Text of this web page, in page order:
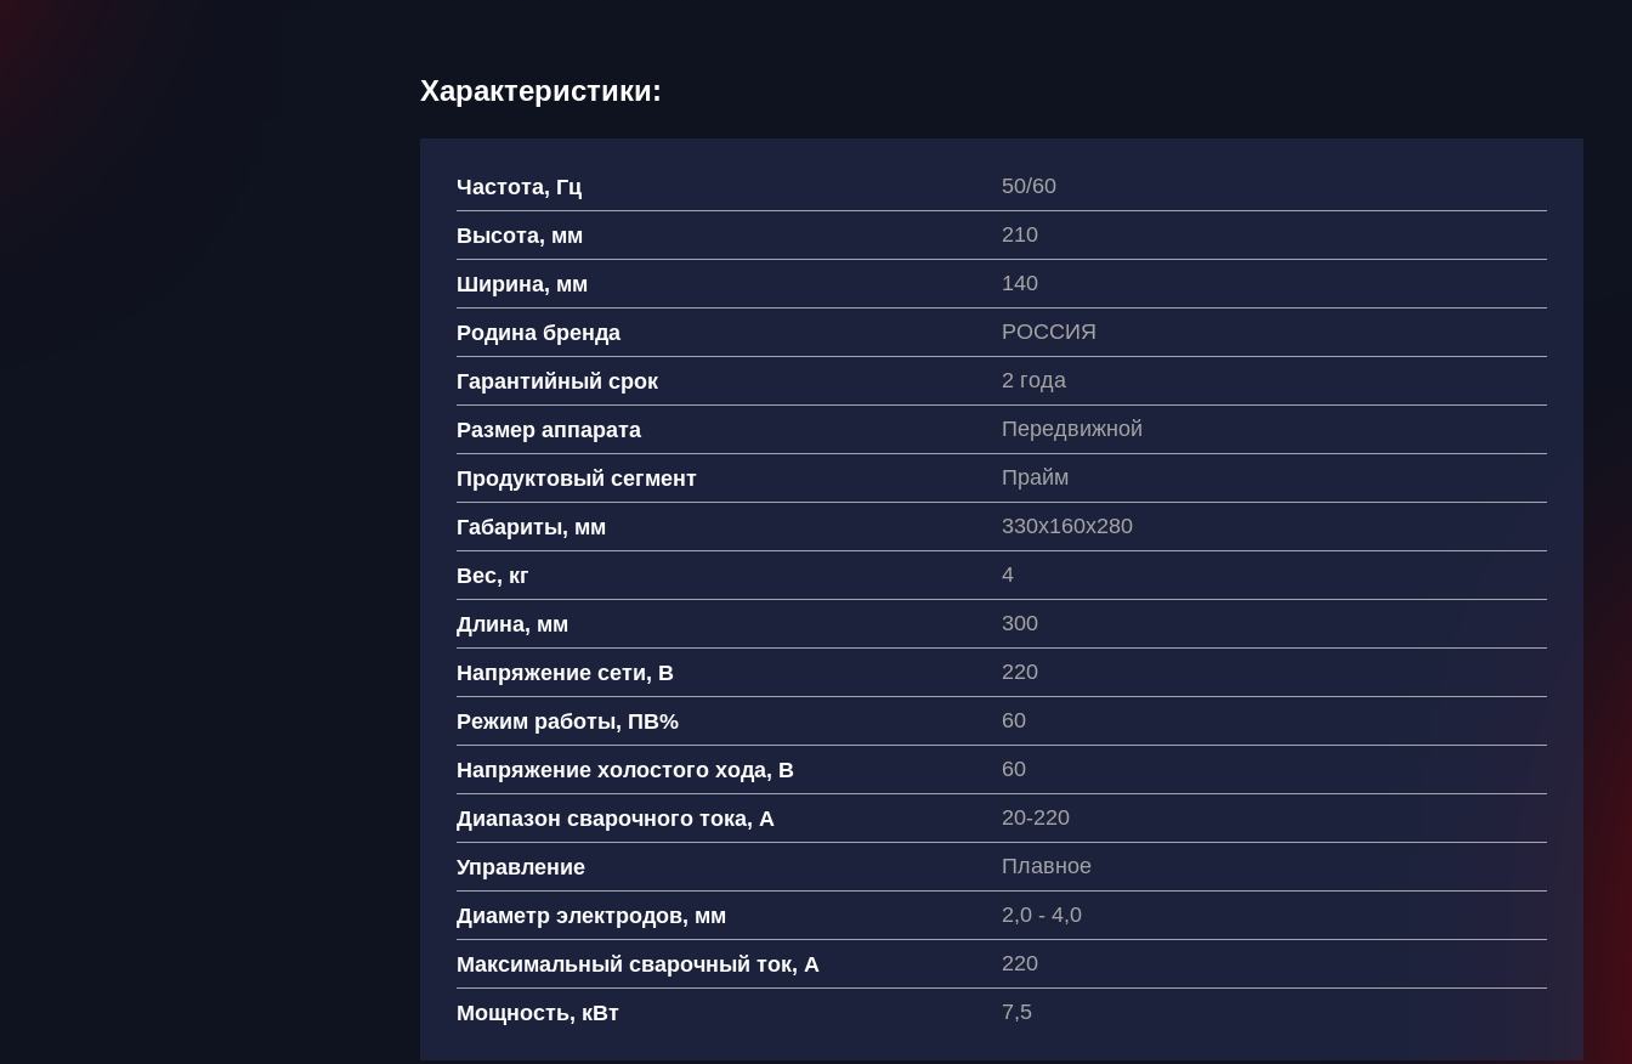
Характеристики:
Частота, Гц 50/60
Высота, мм 210
Ширина, мм 140
Родина бренда РОССИЯ
Гарантийный срок 2 года
Размер аппарата Передвижной
Продуктовый сегмент Прайм
Габариты, мм 330х160х280
Вес, кг 4
Длина, мм 300
Напряжение сети, В 220
Режим работы, ПВ% 60
Напряжение холостого хода, В 60
Диапазон сварочного тока, А 20-220
Управление Плавное
Диаметр электродов, мм 2,0 - 4,0
Максимальный сварочный ток, А 220
Мощность, кВт 7,5
Ваше имя
Как связаться?
+7
Я согласен(на) на обработку
персональных данных